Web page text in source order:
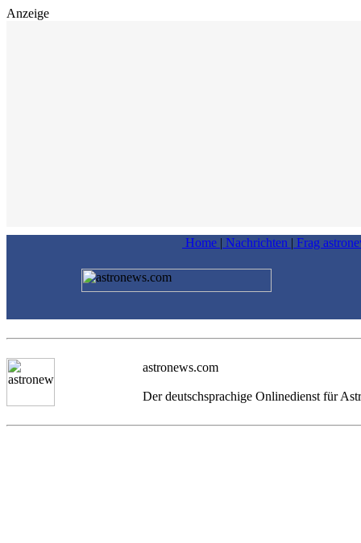
Anzeige
Home | Nachrichten | Frag
astronews.com
Der deutschsprachige Onlinedienst für